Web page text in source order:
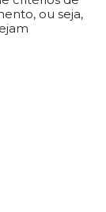
ou seja,